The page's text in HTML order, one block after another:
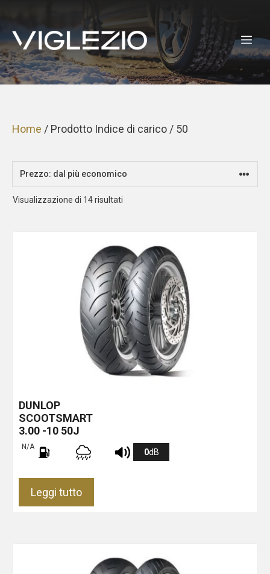
contenuto
Home / Prodotto Indice di carico / 50
Visualizzazione di 14 risultati
DUNLOP
SCOOTSMART
3.00 -10 50J
N/A
0dB
Leggi tutto